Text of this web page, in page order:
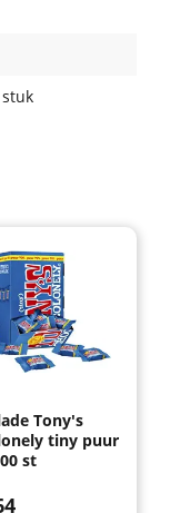
Tony's
tiny puur
st